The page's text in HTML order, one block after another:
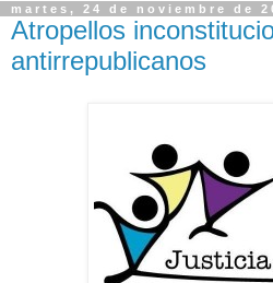
martes, 24 de noviembre de
Atropellos
antirrepublicanos